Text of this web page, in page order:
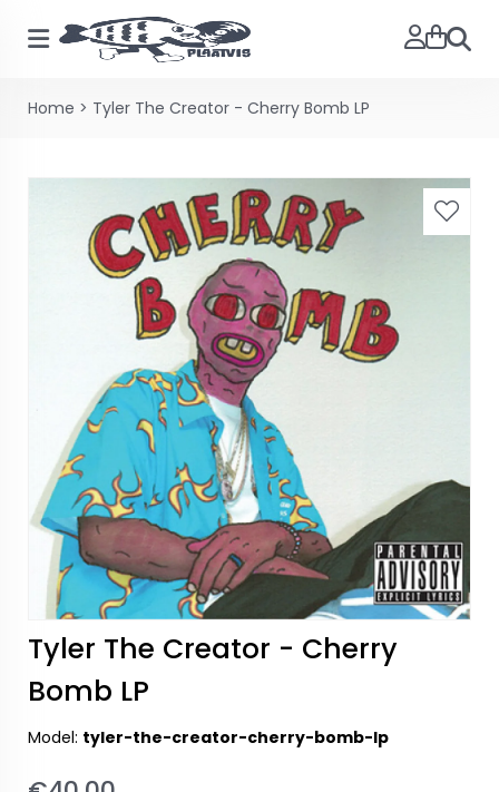
Home > Tyler The Creator - Cherry Bomb LP
Tyler The Creator - Cherry
Bomb LP
Model: tyler-the-creator-cherry-bomb-lp